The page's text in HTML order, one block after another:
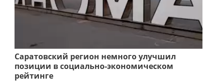
Саратовский регион немного улучшил
позиции в социально-экономическом
рейтинге